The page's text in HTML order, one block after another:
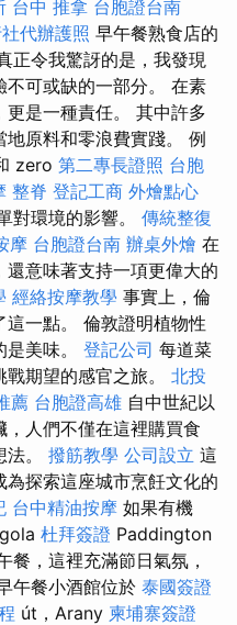
台中 推拿 台胞證台南
代辦護照 早午餐熟食店的
正令我驚訝的是，我發現
不可或缺的一部分。 在素
是一種責任。 其中許多
原料和零浪費實踐。 例
zero 第二專長證照 台胞
整脊 登記工商 外燴點心
對環境的影響。 傳統整復
摩 台胞證台南 辦桌外燴 在
意味著支持一項更偉大的
經絡按摩教學 事實上，倫
一點。 倫敦證明植物性
美味。 登記公司 每道菜
期望的感官之旅。 北投
薦 台胞證高雄 自中世紀以
人們不僅在這裡購買食
。 撥筋教學 公司設立 這
探索這座城市烹飪文化的
台中精油按摩 如果有機
杜拜簽證 Paddington
餐，這裡充滿節日氣氛，
午餐小酒館位於 泰國簽證
út，Arany 柬埔寨簽證